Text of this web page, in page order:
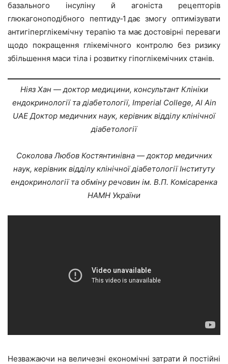
базального інсуліну й агоніста рецепторів
глюкагоноподібного пептиду‑1 дає змогу оптимізувати
антигіперглікемічну терапію та має достовірні переваги
щодо покращення глікемічного контролю без ризику
збільшення маси тіла і розвитку гіпоглікемічних станів.
Ніяз Хан — доктор медицини, консультант Клініки
ендокринології та діабетології, Imperial College, Al Ain
UAE Доктор медичних наук, керівник відділу клінічної
діабетології
Соколова Любов Костянтинівна — доктор медичних
наук, керівник відділу клінічної діабетології Інституту
ендокринології та обміну речовин ім. В.П. Комісаренка
НАМН України
Незважаючи на величезні економічні затрати й постійні